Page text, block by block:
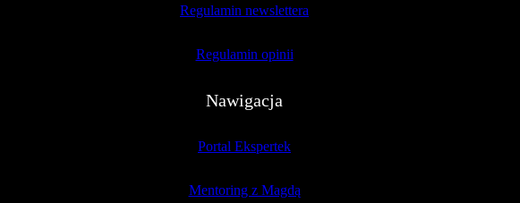
Regulamin newslettera
Regulamin opinii
Nawigacja
Portal Ekspertek
Mentoring z Magdą